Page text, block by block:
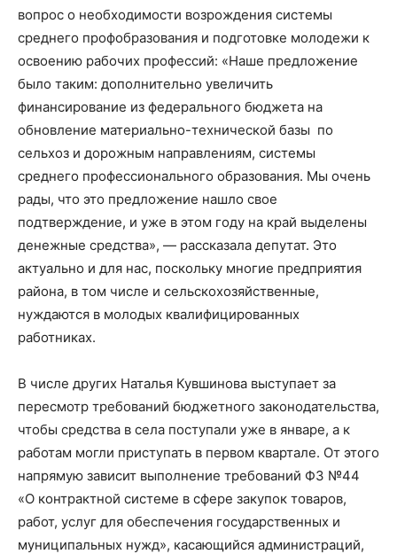
вопрос о необходимости возрождения системы
среднего профобразования и подготовке молодежи к
освоению рабочих профессий: «Наше предложение
было таким: дополнительно увеличить
финансирование из федерального бюджета на
обновление материально-технической базы по
сельхоз и дорожным направлениям, системы
среднего профессионального образования. Мы очень
рады, что это предложение нашло свое
подтверждение, и уже в этом году на край выделены
денежные средства», — рассказала депутат. Это
актуально и для нас, поскольку многие предприятия
района, в том числе и сельскохозяйственные,
нуждаются в молодых квалифицированных
работниках.
В числе других Наталья Кувшинова выступает за
пересмотр требований бюджетного законодательства,
чтобы средства в села поступали уже в январе, а к
работам могли приступать в первом квартале. От этого
напрямую зависит выполнение требований ФЗ №44
«О контрактной системе в сфере закупок товаров,
работ, услуг для обеспечения государственных и
муниципальных нужд», касающийся администраций,